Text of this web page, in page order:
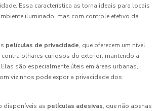
Essa característica as torna ideais para locais
iluminado, mas com controle efetivo da
películas de privacidade, que oferecem um nível
olhares curiosos do exterior, mantendo a
são especialmente úteis em áreas urbanas,
vizinhos pode expor a privacidade dos
disponíveis as películas adesivas, que não apenas